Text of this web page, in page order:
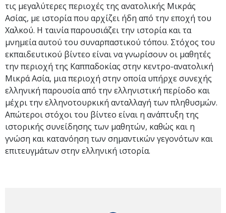
τις μεγαλύτερες περιοχές της ανατολικής Μικράς
Ασίας, με ιστορία που αρχίζει ήδη από την εποχή του
Χαλκού. Η ταινία παρουσιάζει την ιστορία και τα
μνημεία αυτού του συναρπαστικού τόπου. Στόχος του
εκπαιδευτικού βίντεο είναι να γνωρίσουν οι μαθητές
την περιοχή της Καππαδοκίας στην κεντρο-ανατολική
Μικρά Ασία, μια περιοχή στην οποία υπήρχε συνεχής
ελληνική παρουσία από την ελληνιστική περίοδο και
μέχρι την ελληνοτουρκική ανταλλαγή των πληθυσμών.
Απώτεροι στόχοι του βίντεο είναι η ανάπτυξη της
ιστορικής συνείδησης των μαθητών, καθώς και η
γνώση και κατανόηση των σημαντικών γεγονότων και
επιτευγμάτων στην ελληνική ιστορία.​